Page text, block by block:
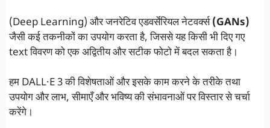
(Deep Learning) और जनरेटिव एडवर्सेरियल नेटवर्क्स(GANs)
जैसी कई तकनीकों का उपयोग करता है, जिससे यह किसी भी दिए गए
text विवरण को एक अद्वितीय और सटीक फोटो में बदल सकता है।
हम DALL·E 3 की विशेषताओं और इसके काम करने के तरीके तथा
उपयोग और लाभ, सीमाएँ और भविष्य की संभावनाओं पर विस्तार से चर्चा
करेंगे।